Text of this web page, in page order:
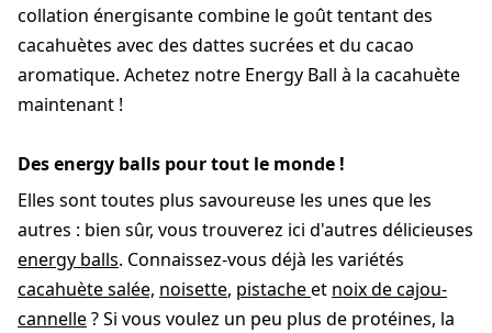
collation énergisante combine le goût tentant des
cacahuètes avec des dattes sucrées et du cacao
aromatique. Achetez notre Energy Ball à la cacahuète
maintenant !
Des energy balls pour tout le monde !
Elles sont toutes plus savoureuse les unes que les
autres : bien sûr, vous trouverez ici d'autres délicieuses
energy balls. Connaissez-vous déjà les variétés
cacahuète salée, noisette, pistacheet noix de cajou-
cannelle? Si vous voulez un peu plus de protéines, la